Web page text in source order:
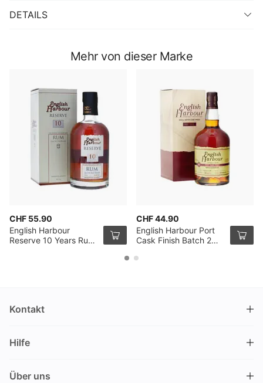
DETAILS
Mehr von dieser Marke
CHF 55.90
English Harbour
Reserve 10 Years Rum
CHF 44.90
English Harbour Port
Cask Finish Batch 2
Kontakt
Nüschelerstrasse 35
Schweiz
Hilfe
Über uns